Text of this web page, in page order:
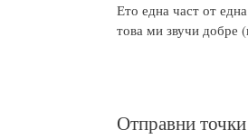
Ето една част от
това ми звучи добре
Отправни точки